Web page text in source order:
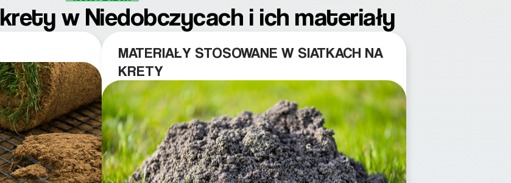
w Niedobczycach i ich materiały
MATERIAŁY STOSOWANE W SIATKACH NA
KRETY